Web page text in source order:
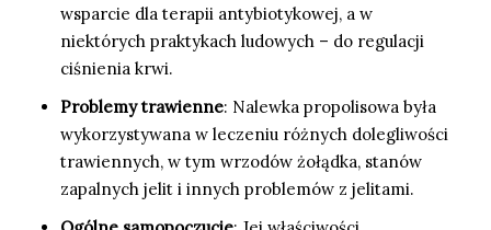
wsparcie dla terapii antybiotykowej, a w
niektórych praktykach ludowych – do regulacji
ciśnienia krwi.
Problemy trawienne: Nalewka propolisowa była
wykorzystywana w leczeniu różnych dolegliwości
trawiennych, w tym wrzodów żołądka, stanów
zapalnych jelit i innych problemów z jelitami.